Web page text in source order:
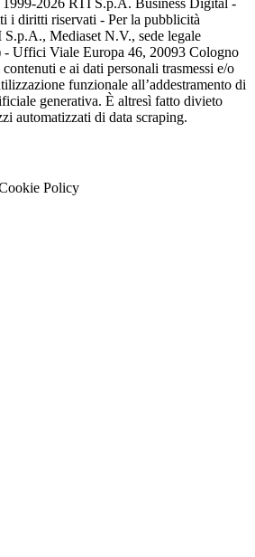
i diritti riservati - Per la pubblicità
Mediaset N.V., sede legale
- Uffici Viale Europa 46, 20093 Cologno
e ai dati personali trasmessi e/o
funzionale all’addestramento di
generativa. È altresì fatto divieto
automatizzati di data scraping.
Policy